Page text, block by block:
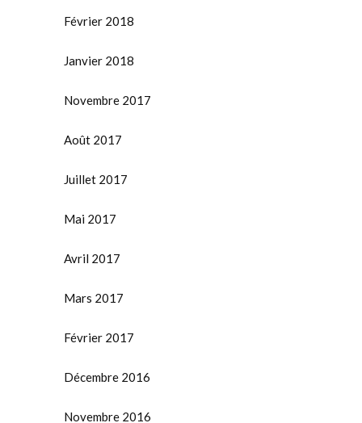
Février 2018
Janvier 2018
Novembre 2017
Août 2017
Juillet 2017
Mai 2017
Avril 2017
Mars 2017
Février 2017
Décembre 2016
Novembre 2016